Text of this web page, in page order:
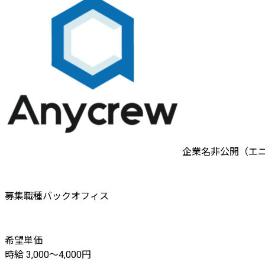
企業名非公開（エ
募集職種バックオフィス
希望単価
時給 3,000〜4,000円